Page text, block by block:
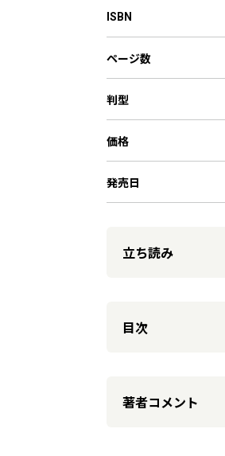
ISBN
ページ数
判型
価格
発売日
立ち読み
目次
著者コメント